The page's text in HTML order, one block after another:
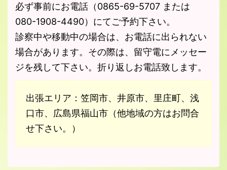
必ず事前にお電話（0865-69-5707 または
080-1908-4490）にてご予約下さい。
診察中や移動中の場合は、お電話に出られない
場合があります。その際は、留守電にメッセー
ジを残して下さい。折り返しお電話致します。
出張エリア：笠岡市、井原市、里庄町、浅
口市、広島県福山市（他地域の方はお問合
せ下さい。）